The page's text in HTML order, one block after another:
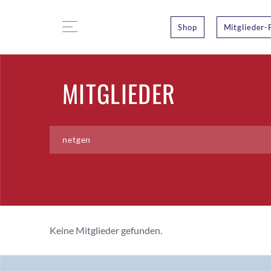
Shop Mitglieder-
MITGLIEDER
Keine Mitglieder gefunden.